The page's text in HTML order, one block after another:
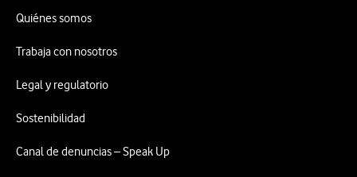
Quiénes somos
Trabaja con nosotros
Legal y regulatorio
Sostenibilidad
Canal de denuncias – Speak Up